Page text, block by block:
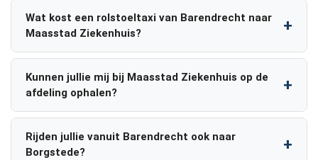
Wat kost een rolstoeltaxi van Barendrecht naar
Maasstad Ziekenhuis?
Kunnen jullie mij bij Maasstad Ziekenhuis op de
afdeling ophalen?
Rijden jullie vanuit Barendrecht ook naar
Borgstede?